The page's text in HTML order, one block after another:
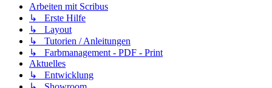
Arbeiten mit Scribus
↳ Erste Hilfe
↳ Layout
↳ Tutorien / Anleitungen
↳ Farbmanagement - PDF - Print
Aktuelles
↳ Entwicklung